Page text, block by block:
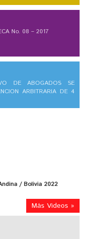
No. 08 – 2017
DE ABOGADOS SE
ARBITRARIA DE 4
/ Bolivia 2022
Más Videos »